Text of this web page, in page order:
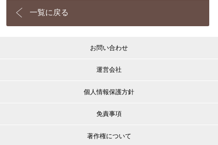
一覧に戻る
お問い合わせ
運営会社
個人情報保護方針
免責事項
著作権について